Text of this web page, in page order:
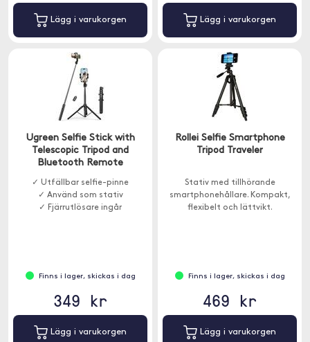
Lägg i varukorgen Lägg i varukorgen
Ugreen Selfie Stick with
Telescopic Tripod and
Bluetooth Remote
✓ Utfällbar selfie-pinne
✓ Använd som stativ
✓ Fjärrutlösare ingår
Finns i lager, skickas i dag
349 kr
Lägg i varukorgen
Rollei Selfie Smartphone
Tripod Traveler
Stativ med tillhörande
smartphonehållare. Kompakt,
flexibelt och lättvikt.
Finns i lager, skickas i dag
469 kr
Lägg i varukorgen